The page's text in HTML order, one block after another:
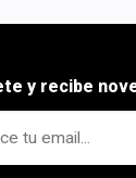
y recibe